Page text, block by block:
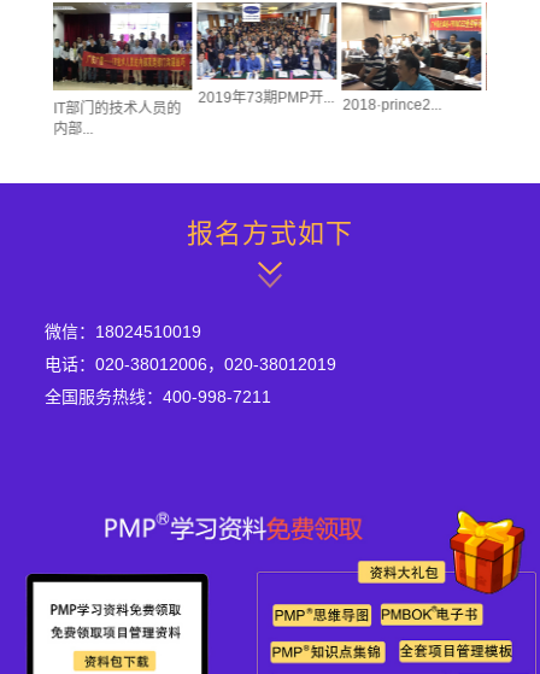
IT部门的技术人员的
内部...
2019年73期PMP开... 2018·prince2...
报名方式如下
微信：18024510019
电话：020-38012006，020-38012019
全国服务热线：400-998-7211